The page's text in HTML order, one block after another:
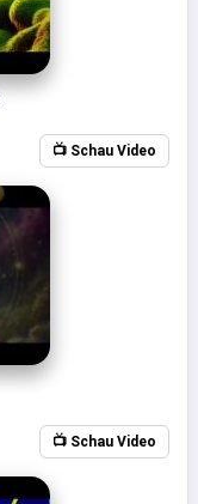
📺 Schau Video
📺 Schau Video